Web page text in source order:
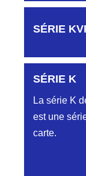
Aucune
SÉRIE
Aucune
SÉRIE K
La série K
est une
carte.